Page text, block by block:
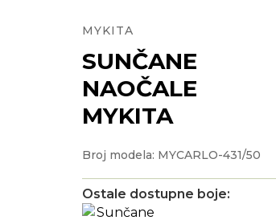
MYKITA
SUNČANE
NAOČALE
MYKITA
Broj modela: MYCARLO-431/50
Ostale dostupne boje: